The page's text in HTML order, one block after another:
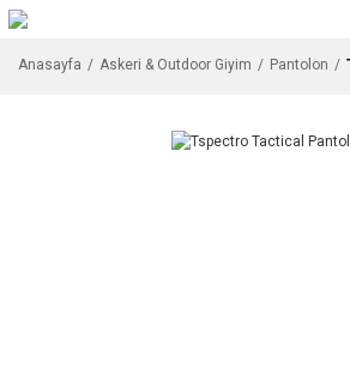
Anasayfa Askeri & Outdoor Giyim Pantolon